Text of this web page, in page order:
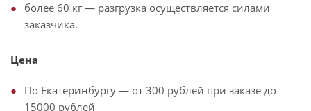
более 60 кг — разгрузка осуществляется силами
заказчика.
Цена
По Екатеринбургу — от 300 рублей при заказе до
15000 рублей